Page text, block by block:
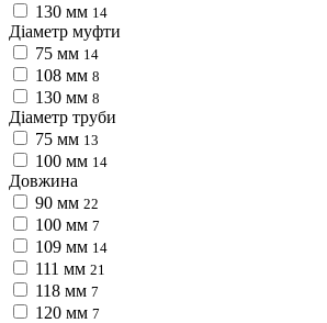
130 мм 14
Діаметр муфти
75 мм 14
108 мм 8
130 мм 8
Діаметр труби
75 мм 13
100 мм 14
Довжина
90 мм 22
100 мм 7
109 мм 14
111 мм 21
118 мм 7
120 мм 7